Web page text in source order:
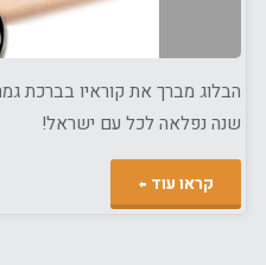
הבלוג מברך את קוראיו בברכת
שנה נפלאה לכל עם ישראל!
קראו עוד